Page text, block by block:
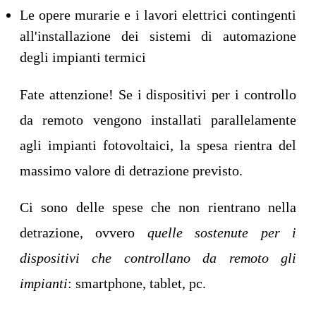
Le opere murarie e i lavori elettrici contingenti
all'installazione dei sistemi di automazione
degli impianti termici
Fate attenzione! Se i dispositivi per i controllo
da remoto vengono installati parallelamente
agli impianti fotovoltaici, la spesa rientra del
massimo valore di detrazione previsto.
Ci sono delle spese che non rientrano nella
detrazione, ovvero quelle sostenute per i
dispositivi che controllano da remoto gli
impianti: smartphone, tablet, pc.